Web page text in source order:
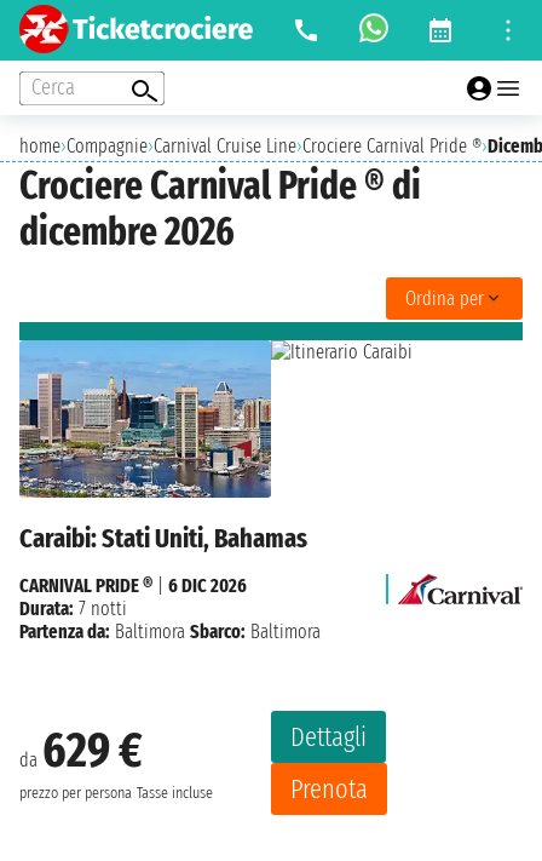
Cerca
home›Compagnie›Carnival Cruise Line›Crociere Carnival Pride ®›
Crociere Carnival Pride ® di
dicembre 2026
Ordina per
Caraibi: Stati Uniti, Bahamas
da 629 €
prezzo per persona Tasse incluse
Dettagli
Prenota
CARNIVAL PRIDE ®
6 DIC 2026
Durata: 7 notti
Partenza da: Baltimora Sbarco: Baltimora